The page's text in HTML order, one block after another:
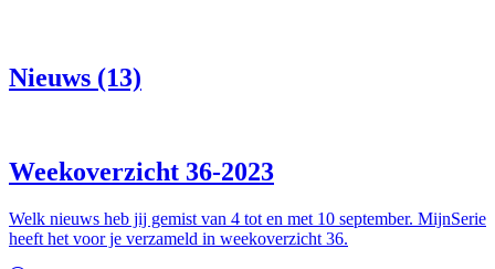
Nieuws (13)
Weekoverzicht 36-2023
Welk nieuws heb jij gemist van 4 tot en met 10 september. MijnSerie
heeft het voor je verzameld in weekoverzicht 36.